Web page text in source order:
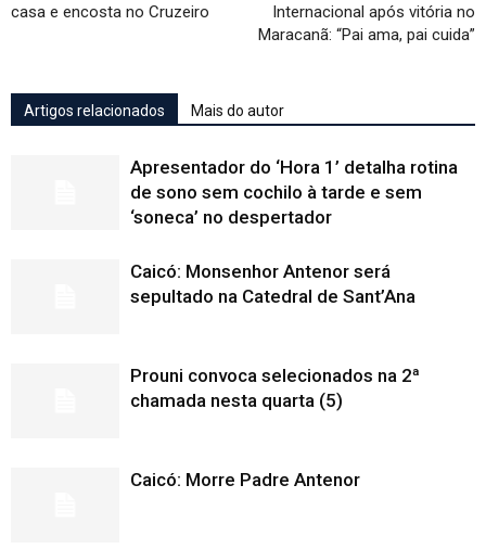
casa e encosta no Cruzeiro
Internacional após vitória no
Maracanã: “Pai ama, pai cuida”
Artigos relacionados Mais do autor
Apresentador do ‘Hora 1’ detalha rotina
de sono sem cochilo à tarde e sem
‘soneca’ no despertador
Caicó: Monsenhor Antenor será
sepultado na Catedral de Sant’Ana
Prouni convoca selecionados na 2ª
chamada nesta quarta (5)
Caicó: Morre Padre Antenor